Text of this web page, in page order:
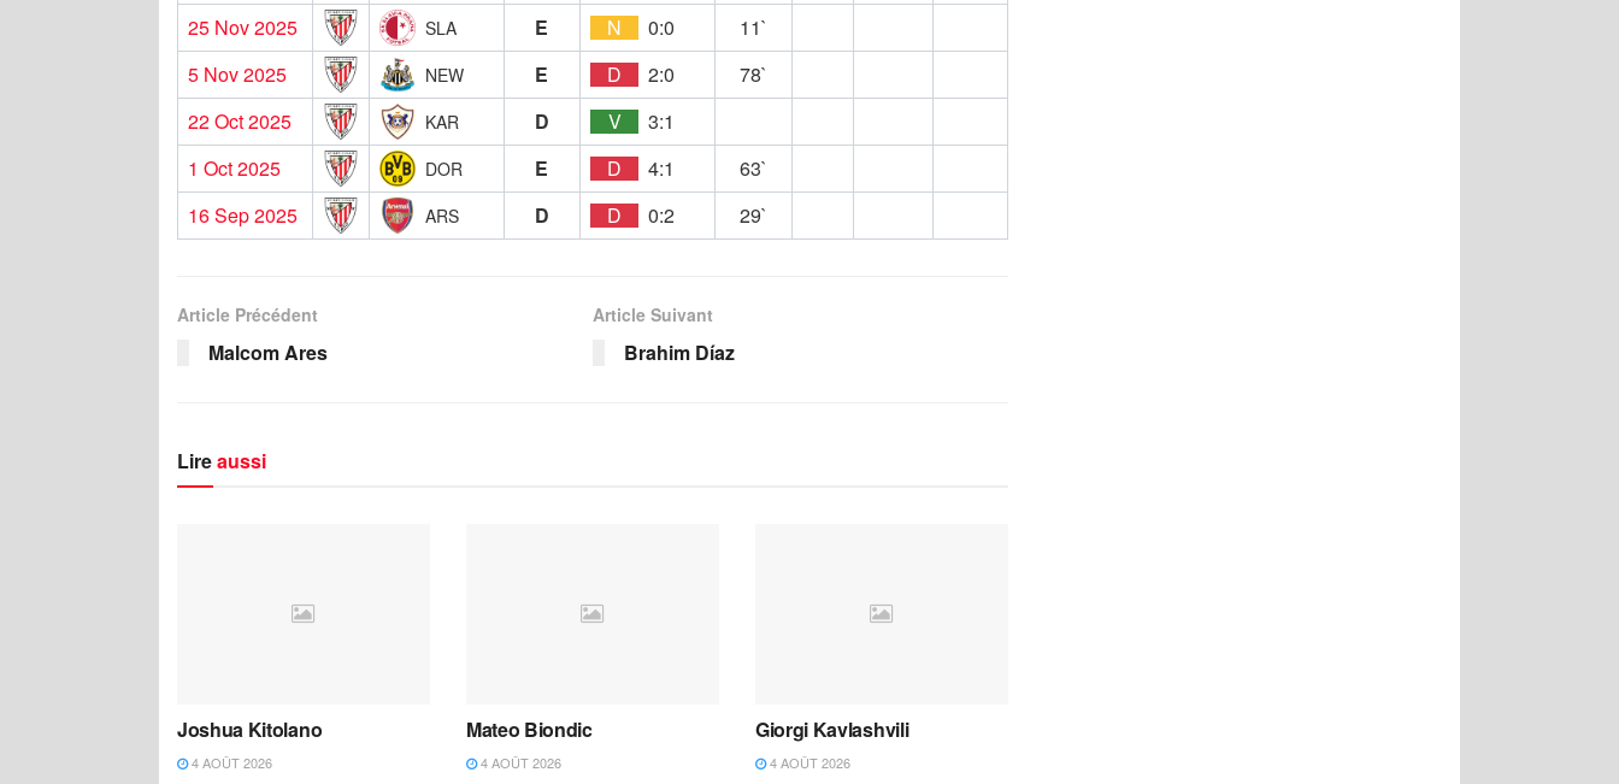
25 Nov 2025
SLA E N 0:0
11`
5 Nov 2025
NEW E D 2:0
78`
22 Oct 2025
KAR D V
3:1
1 Oct 2025
DOR E D 4:1
63`
16 Sep 2025
ARS D D 0:2 29`
Article Précédent
Malcom Ares
Article Suivant
Brahim Díaz
Lireaussi
Joshua Kitolano
4 AOÛT 2026
Mateo Biondic
4 AOÛT 2026
Giorgi Kavlashvili
4 AOÛT 2026